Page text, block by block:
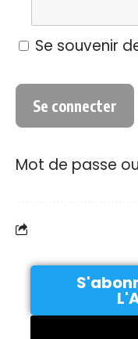
Se souvenir
Mot de passe